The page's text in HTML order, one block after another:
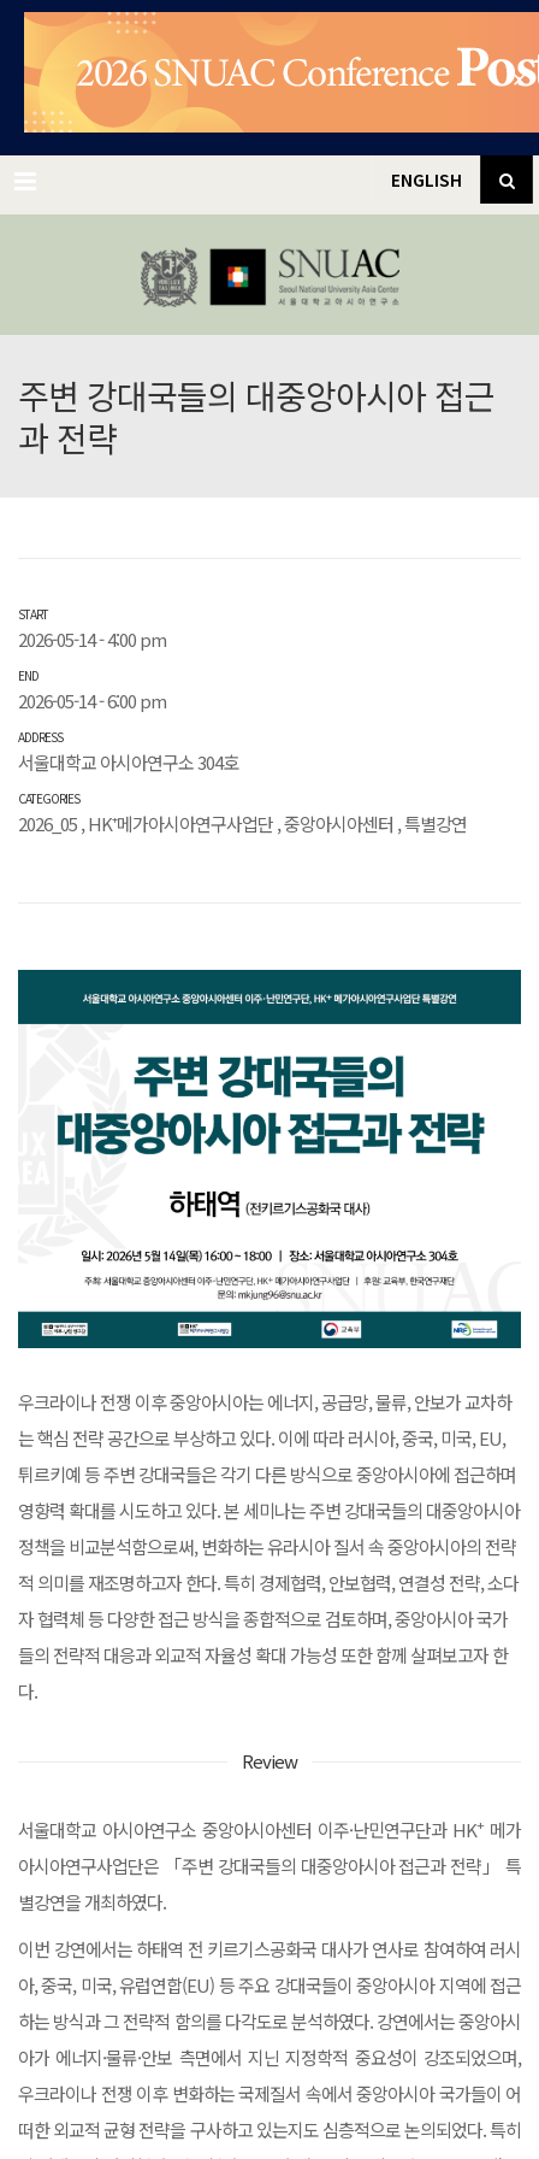
✕
ENGLISH
주변 강대국들의 대중앙아시아 접근
과 전략
START
2026-05-14 - 4:00 pm
END
2026-05-14 - 6:00 pm
ADDRESS
서울대학교 아시아연구소 304호
CATEGORIES
2026_05,HK⁺메가아시아연구사업단,중앙아시아센터 ,특별강연
우크라이나 전쟁 이후 중앙아시아는 에너지, 공급망, 물류, 안보가 교차하
는 핵심 전략 공간으로 부상하고 있다. 이에 따라 러시아, 중국, 미국, EU,
튀르키예 등 주변 강대국들은 각기 다른 방식으로 중앙아시아에 접근하며
영향력 확대를 시도하고 있다. 본 세미나는 주변 강대국들의 대중앙아시아
정책을 비교분석함으로써, 변화하는 유라시아 질서 속 중앙아시아의 전략
적 의미를 재조명하고자 한다. 특히 경제협력, 안보협력, 연결성 전략, 소다
자 협력체 등 다양한 접근 방식을 종합적으로 검토하며, 중앙아시아 국가
들의 전략적 대응과 외교적 자율성 확대 가능성 또한 함께 살펴보고자 한
다.
Review
서울대학교 아시아연구소 중앙아시아센터 이주·난민연구단과 HK+메가
아시아연구사업단은 「주변 강대국들의 대중앙아시아 접근과 전략」 특
별강연을 개최하였다.
이번 강연에서는 하태역 전 키르기스공화국 대사가 연사로 참여하여 러시
아, 중국, 미국, 유럽연합(EU) 등 주요 강대국들이 중앙아시아 지역에 접근
하는 방식과 그 전략적 함의를 다각도로 분석하였다. 강연에서는 중앙아시
아가 에너지·물류·안보 측면에서 지닌 지정학적 중요성이 강조되었으며,
우크라이나 전쟁 이후 변화하는 국제질서 속에서 중앙아시아 국가들이 어
떠한 외교적 균형 전략을 구사하고 있는지도 심층적으로 논의되었다. 특히